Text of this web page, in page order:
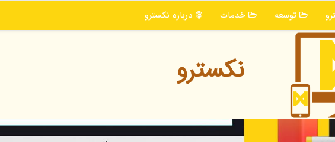
توسعه خدمات درباره نكسترو
نكسترو